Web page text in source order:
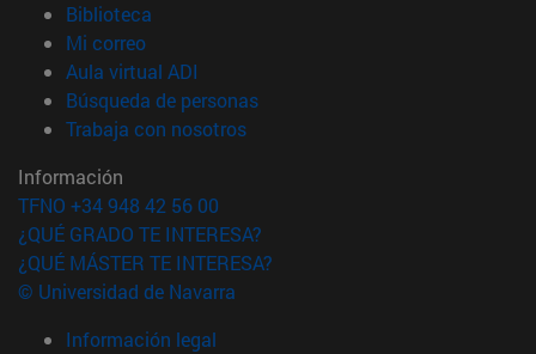
Biblioteca
Mi correo(abre en nueva ventana)
Aula virtual ADI
Búsqueda de personas(abre en nueva ventana)
Trabaja con nosotros(abre en nueva ventana)
Información
TFNO +34 948 42 56 00
¿QUÉ GRADO TE INTERESA?
¿QUÉ MÁSTER TE INTERESA?
© Universidad de Navarra
Información legal